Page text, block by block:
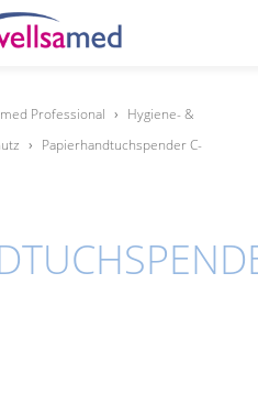
Professional › Hygiene- &
› Papierhandtuchspender C-